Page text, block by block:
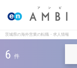
茨城県の海外営業の転職・求人情報
6 件